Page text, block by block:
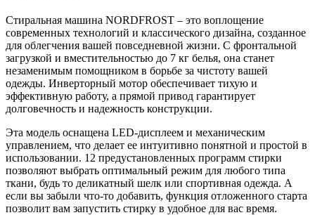
Стиральная машина NORDFROST – это воплощение
современных технологий и классического дизайна, созданное
для облегчения вашей повседневной жизни. С фронтальной
загрузкой и вместительностью до 7 кг белья, она станет
незаменимым помощником в борьбе за чистоту вашей
одежды. Инверторный мотор обеспечивает тихую и
эффективную работу, а прямой привод гарантирует
долговечность и надежность конструкции.
Эта модель оснащена LED-дисплеем и механическим
управлением, что делает ее интуитивно понятной и простой в
использовании. 12 предустановленных программ стирки
позволяют выбрать оптимальный режим для любого типа
ткани, будь то деликатный шелк или спортивная одежда. А
если вы забыли что-то добавить, функция отложенного старта
позволит вам запустить стирку в удобное для вас время.